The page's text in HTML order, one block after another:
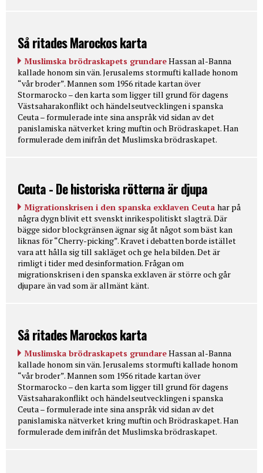
Så ritades Marockos karta
Muslimska brödraskapets grundareHassan al-Banna
kallade honom sin vän. Jerusalems stormufti kallade honom
“vår broder”. Mannen som 1956 ritade kartan över
Stormarocko – den karta som ligger till grund för dagens
Västsaharakonflikt och händelseutvecklingen i spanska
Ceuta – formulerade inte sina anspråk vid sidan av det
panislamiska nätverket kring muftin och Brödraskapet. Han
formulerade dem inifrån det Muslimska brödraskapet.
Ceuta - De historiska rötterna är djupa
Migrationskrisen i den spanska exklaven Ceuta har på
några dygn blivit ett svenskt inrikespolitiskt slagträ. Där
bägge sidor blockgränsen ägnar sig åt något som bäst kan
liknas för “Cherry-picking”. Kravet i debatten borde istället
vara att hålla sig till sakläget och ge hela bilden. Det är
rimligt i tider med desinformation. Frågan om
migrationskrisen i den spanska exklaven är större och går
djupare än vad som är allmänt känt.
Så ritades Marockos karta
Muslimska brödraskapets grundareHassan al-Banna
kallade honom sin vän. Jerusalems stormufti kallade honom
“vår broder”. Mannen som 1956 ritade kartan över
Stormarocko – den karta som ligger till grund för dagens
Västsaharakonflikt och händelseutvecklingen i spanska
Ceuta – formulerade inte sina anspråk vid sidan av det
panislamiska nätverket kring muftin och Brödraskapet. Han
formulerade dem inifrån det Muslimska brödraskapet.